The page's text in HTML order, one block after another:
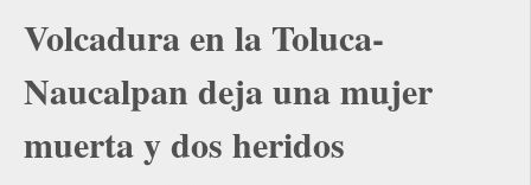
Volcadura en la Toluca-
Naucalpan deja una mujer
muerta y dos heridos